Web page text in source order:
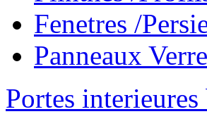
Fenetres /
Panneaux Verre
Portes